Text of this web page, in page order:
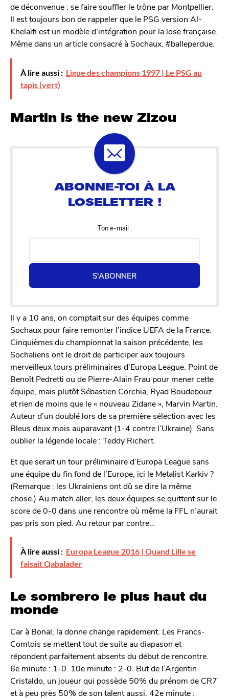
de déconvenue : se faire souffler le trône par Montpellier.
Il est toujours bon de rappeler que le PSG version Al-
Khelaïfi est un modèle d’intégration pour la lose française.
Même dans un article consacré à Sochaux. #balleperdue.
À lire aussi : Ligue des champions 1997 | Le PSG au
tapis (vert)
Martin is the new Zizou
Ton e-mail :
S'ABONNER
Il y a 10 ans, on comptait sur des équipes comme
Sochaux pour faire remonter l’indice UEFA de la France.
Cinquièmesdu championnat la saison précédente, les
Sochaliens ont le droit de participer aux toujours
merveilleux tours préliminaires d’Europa League. Point de
Benoît Pedretti ou de Pierre-Alain Frau pour mener cette
équipe, mais plutôt Sébastien Corchia, Ryad Boudebouz
et rien de moins que le « nouveau Zidane », Marvin Martin.
Auteur d’un doublé lors de sa première sélection avec les
Bleus deux mois auparavant (1-4 contre l’Ukraine). Sans
oublier la légende locale : Teddy Richert.
Et que serait un tour préliminaire d’Europa League sans
une équipe du fin fond de l’Europe, ici le Metalist Karkiv ?
(Remarque : les Ukrainiens ont dû se dire la même
chose.) Au match aller, les deux équipes se quittent sur le
score de 0-0 dans une rencontre où même la FFL n’aurait
pas pris son pied. Au retour par contre…
À lire aussi : Europa League 2016 | Quand Lille se
faisait Qabalader
Le sombrero le plus haut du
monde
Car à Bonal, la donne change rapidement. Les Francs-
Comtois se mettent tout de suite au diapason et
répondent parfaitement absents du début de rencontre.
6e minute : 1-0. 10e minute : 2-0. But de l’Argentin
Cristaldo, un joueur qui possède 50% du prénom de CR7
et à peu près 50% de son talent aussi. 42e minute :